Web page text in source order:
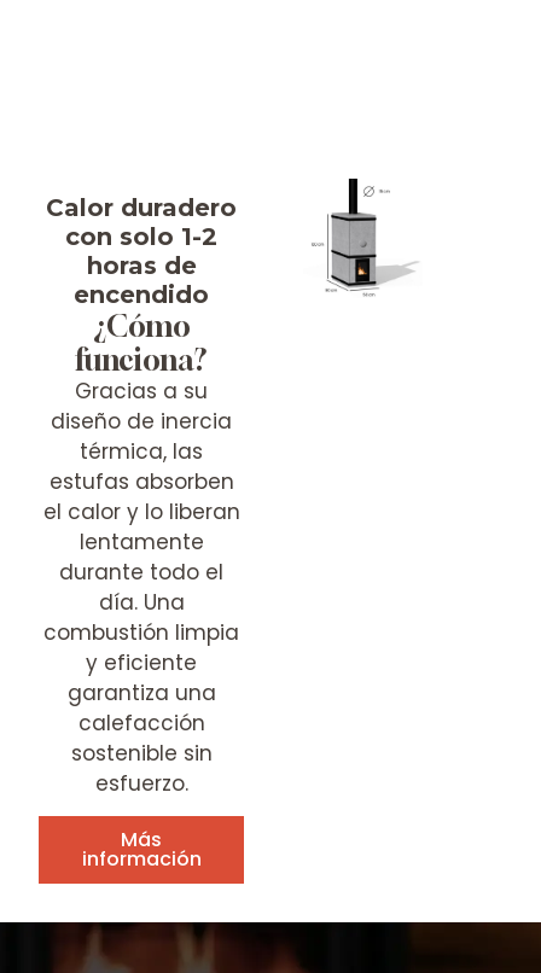
Calor duradero
con solo 1-2
horas de
encendido
¿Cómo
funciona?
Gracias a su
diseño de inercia
térmica, las
estufas absorben
el calor y lo liberan
lentamente
durante todo el
día. Una
combustión limpia
y eficiente
garantiza una
calefacción
sostenible sin
esfuerzo.
Más
información